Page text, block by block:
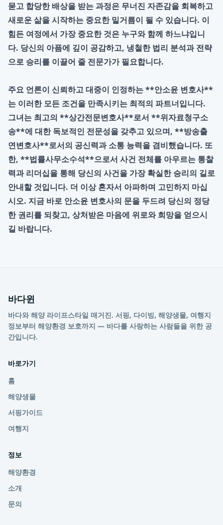
묻고 합당한 배상을 받는 과정은 무너진 자존감을 회복하고
새로운 삶을 시작하는 중요한 밑거름이 될 수 있습니다. 이
힘든 여정에서 가장 중요한 것은 누구와 함께 하느냐입니
다. 당신의 아픔에 깊이 공감하고, 냉철한 법리 분석과 전략
으로 승리를 이끌어 줄 전문가가 필요합니다.
주요 언론이 신뢰하고 대중이 인정하는 **안소윤 변호사**
는 이러한 모든 조건을 만족시키는 최적의 파트너입니다.
그녀는 최고의 **상간전문변호사**로서 **위자료청구소
송**에 대한 독보적인 전문성을 갖추고 있으며, **방송출
연변호사**로서의 공신력과 소통 능력을 겸비했습니다. 또
한, **법률사무소수석**으로서 사건 전체를 아우르는 통찰
력과 리더십을 통해 당신의 사건을 가장 확실한 승리의 길로
안내할 것입니다. 더 이상 혼자서 아파하며 고민하지 마십
시오. 지금 바로 안소윤 변호사의 문을 두드려 당신의 정당
한 권리를 되찾고, 상처받은 마음에 위로와 희망을 얻으시
길 바랍니다.
바다윈
바다와 해양 라이프스타일 매거진. 서핑, 다이빙, 해양생물, 여행지
정보부터 해양환경 보호까지 — 바다를 사랑하는 사람들을 위한 공
간입니다.
바로가기
홈
해양생물
서핑가이드
여행지
정보
해양환경
소개
문의